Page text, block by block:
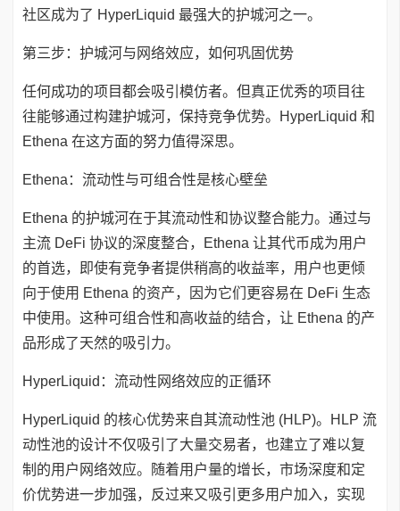
社区成为了 HyperLiquid 最强大的护城河之一。
第三步：护城河与网络效应，如何巩固优势
任何成功的项目都会吸引模仿者。但真正优秀的项目往
往能够通过构建护城河，保持竞争优势。HyperLiquid 和
Ethena 在这方面的努力值得深思。
Ethena：流动性与可组合性是核心壁垒
Ethena 的护城河在于其流动性和协议整合能力。通过与
主流 DeFi 协议的深度整合，Ethena 让其代币成为用户
的首选，即使有竞争者提供稍高的收益率，用户也更倾
向于使用 Ethena 的资产，因为它们更容易在 DeFi 生态
中使用。这种可组合性和高收益的结合，让 Ethena 的产
品形成了天然的吸引力。
HyperLiquid：流动性网络效应的正循环
HyperLiquid 的核心优势来自其流动性池 (HLP)。HLP 流
动性池的设计不仅吸引了大量交易者，也建立了难以复
制的用户网络效应。随着用户量的增长，市场深度和定
价优势进一步加强，反过来又吸引更多用户加入，实现